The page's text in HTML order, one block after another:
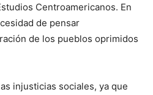
Centroamericanos. En
de pensar
de los pueblos oprimidos
injusticias sociales, ya que